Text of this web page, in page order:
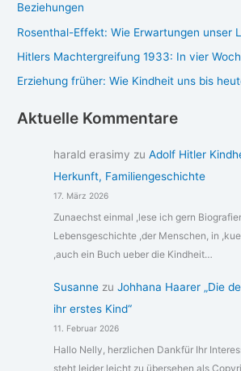
Beziehungen
Rosenthal-Effekt: Wie Erwartungen unser
Hitlers Machtergreifung 1933: In vier
Erziehung früher: Wie Kindheit uns bis
Aktuelle Kommentare
harald erasimy zu Adolf Hitler
Herkunft, Familiengeschichte
17. März 2026
Zunaechst einmal ,lese ich gern
Lebensgeschichte ,der Menschen, in
,auch ein Buch ueber die Kindheit…
Susannezu Johhana Haarer „Die
ihr erstes Kind“
11. Februar 2026
Hallo Nelly, herzlichen Dankfür Ihr
steht leider leicht zu übersehen als